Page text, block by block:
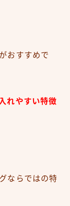
おすすめで
れやすい特徴
ならではの特